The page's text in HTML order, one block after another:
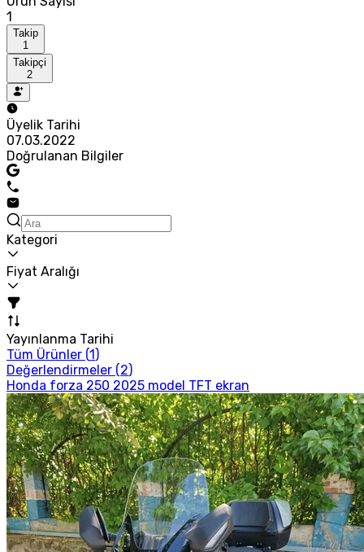
1
Takip
1
Takipçi
2
Üyelik Tarihi
07.03.2022
Doğrulanan Bilgiler
Kategori
Fiyat Aralığı
Yayınlanma Tarihi
Tüm Ürünler (1)
Değerlendirmeler (2)
Honda forza 250 2025 model TFT ekran